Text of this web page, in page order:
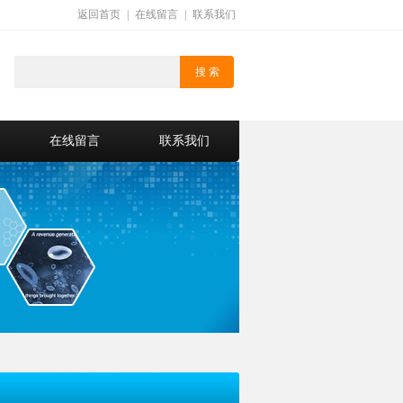
返回首页 在线留言 联系我们
在线留言 联系我们